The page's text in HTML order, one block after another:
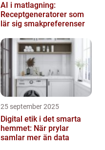
AI i matlagning:
Receptgeneratorer som
lär sig smakpreferenser
25 september 2025
Digital etik i det smarta
hemmet: När prylar
samlar mer än data